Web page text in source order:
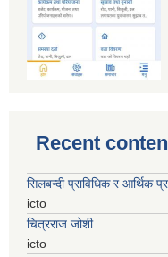
Recent
सिलबन्दी प्राविधिक र आर्थिक
icto
चित्रराज जोशी
icto